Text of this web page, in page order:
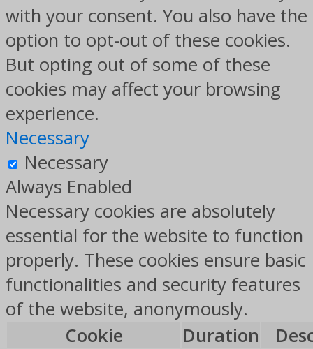
with your consent. You also have the
option to opt-out of these cookies.
But opting out of some of these
cookies may affect your browsing
experience.
Necessary
Necessary
Always Enabled
Necessary cookies are absolutely
essential for the website to function
properly. These cookies ensure basic
functionalities and security features
of the website, anonymously.
Cookie
Duration